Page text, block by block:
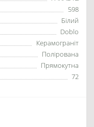
598
Білий
Doblo
Керамограніт
Полірована
Прямокутна
72